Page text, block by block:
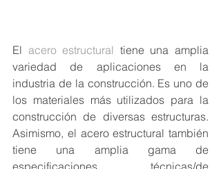
El acero estructural tiene una amplia
variedad de aplicaciones en la
industria de la construcción. Es uno de
los materiales más utilizados para la
construcción de diversas estructuras.
Asimismo, el acero estructural también
tiene una amplia gama de
especificaciones técnicas/de